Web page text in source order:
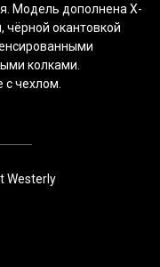
Модель дополнена X-
чёрной окантовкой
колками.
с чехлом.
Westerly